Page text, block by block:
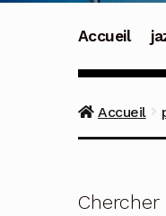
Accueil
Accueil
Chercher